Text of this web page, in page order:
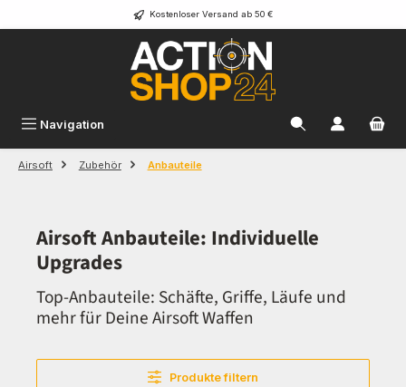
Zum Hauptinhalt springen Kostenloser Versand ab 50 €
Navigation
Airsoft Zubehör Anbauteile
Airsoft Anbauteile: Individuelle
Upgrades
Top-Anbauteile: Schäfte, Griffe, Läufe und
mehr für Deine Airsoft Waffen
Produkte filtern